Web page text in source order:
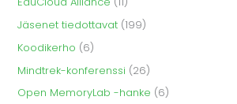
Jäsenet tiedottavat (199)
Koodikerho (6)
Mindtrek-konferenssi (26)
Open MemoryLab -hanke (6)